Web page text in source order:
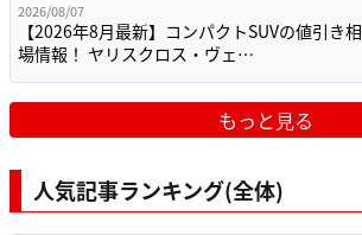
2026/08/07
【2026年8月最新】コンパクトSUVの値引き相
場情報！ ヤリスクロス・ヴェ…
もっと見る
人気記事ランキング(全体)